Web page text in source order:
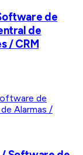
de
de
/ CRM